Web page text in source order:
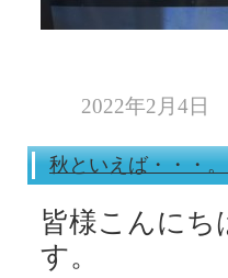
2022年2月4日
秋といえば・・・
皆様こんにち
す。